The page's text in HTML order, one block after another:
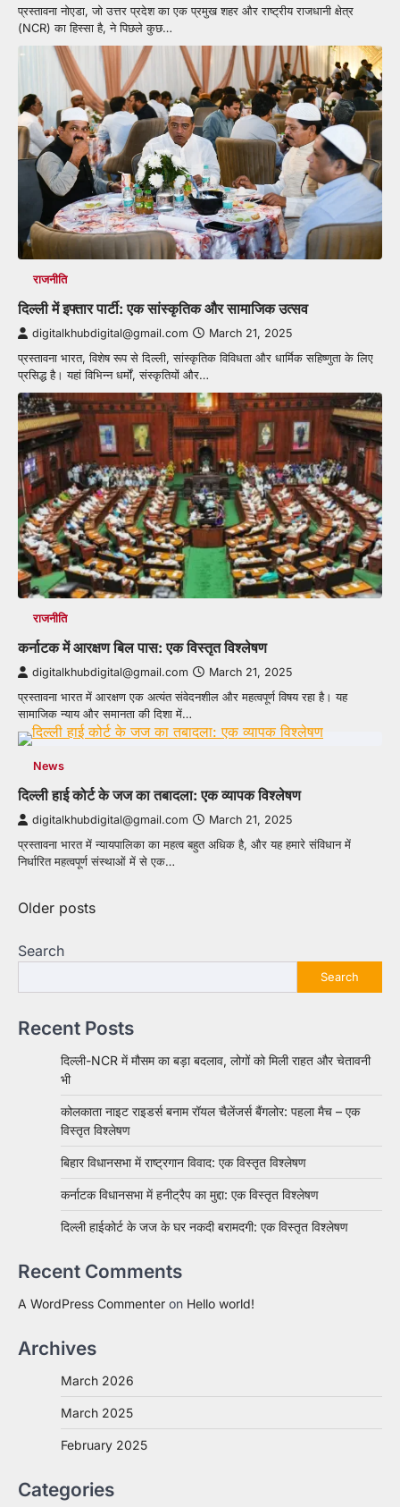
प्रस्तावना नोएडा, जो उत्तर प्रदेश का एक प्रमुख शहर और राष्ट्रीय राजधानी क्षेत्र
(NCR) का हिस्सा है, ने पिछले कुछ…
राजनीति
दिल्ली में इफ्तार पार्टी: एक सांस्कृतिक और सामाजिक उत्सव
digitalkhubdigital@gmail.com March 21, 2025
प्रस्तावना भारत, विशेष रूप से दिल्ली, सांस्कृतिक विविधता और धार्मिक सहिष्णुता के लिए
प्रसिद्ध है। यहां विभिन्न धर्मों, संस्कृतियों और…
राजनीति
कर्नाटक में आरक्षण बिल पास: एक विस्तृत विश्लेषण
digitalkhubdigital@gmail.com March 21, 2025
प्रस्तावना भारत में आरक्षण एक अत्यंत संवेदनशील और महत्वपूर्ण विषय रहा है। यह
सामाजिक न्याय और समानता की दिशा में…
News
दिल्ली हाई कोर्ट के जज का तबादला: एक व्यापक विश्लेषण
digitalkhubdigital@gmail.com March 21, 2025
प्रस्तावना भारत में न्यायपालिका का महत्व बहुत अधिक है, और यह हमारे संविधान में
निर्धारित महत्वपूर्ण संस्थाओं में से एक…
Posts
Older posts
Search
Search
Recent Posts
दिल्ली-NCR में मौसम का बड़ा बदलाव, लोगों को मिली राहत और चेतावनी
भी
कोलकाता नाइट राइडर्स बनाम रॉयल चैलेंजर्स बैंगलोर: पहला मैच – एक
विस्तृत विश्लेषण
बिहार विधानसभा में राष्ट्रगान विवाद: एक विस्तृत विश्लेषण
कर्नाटक विधानसभा में हनीट्रैप का मुद्दा: एक विस्तृत विश्लेषण
दिल्ली हाईकोर्ट के जज के घर नकदी बरामदगी: एक विस्तृत विश्लेषण
Recent Comments
A WordPress Commenter on Hello world!
Archives
March 2026
March 2025
February 2025
Categories